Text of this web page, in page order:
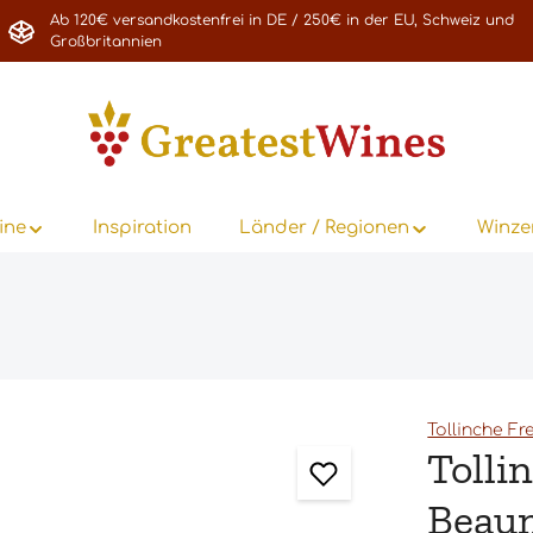
Ab 120€ versandkostenfrei in DE / 250€ in der EU, Schweiz und
Großbritannien
Inspiration Länder / Regionen
Tollinche